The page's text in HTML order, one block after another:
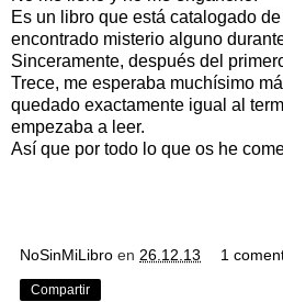
Es un libro que está catalogado
encontrado misterio alguno
Sinceramente, después del
Trece, me esperaba muchísimo
quedado exactamente igual al
empezaba a leer.
Así que por todo lo que os he
NoSinMiLibro en 26.12.13 1
Compartir